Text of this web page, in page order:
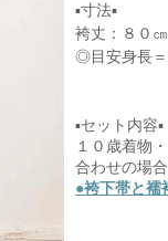
▪寸法▪
袴丈：８０㎝
◎目安身長
▪セット内容▪
１０歳着物
合わせの場
●袴下帯と襦